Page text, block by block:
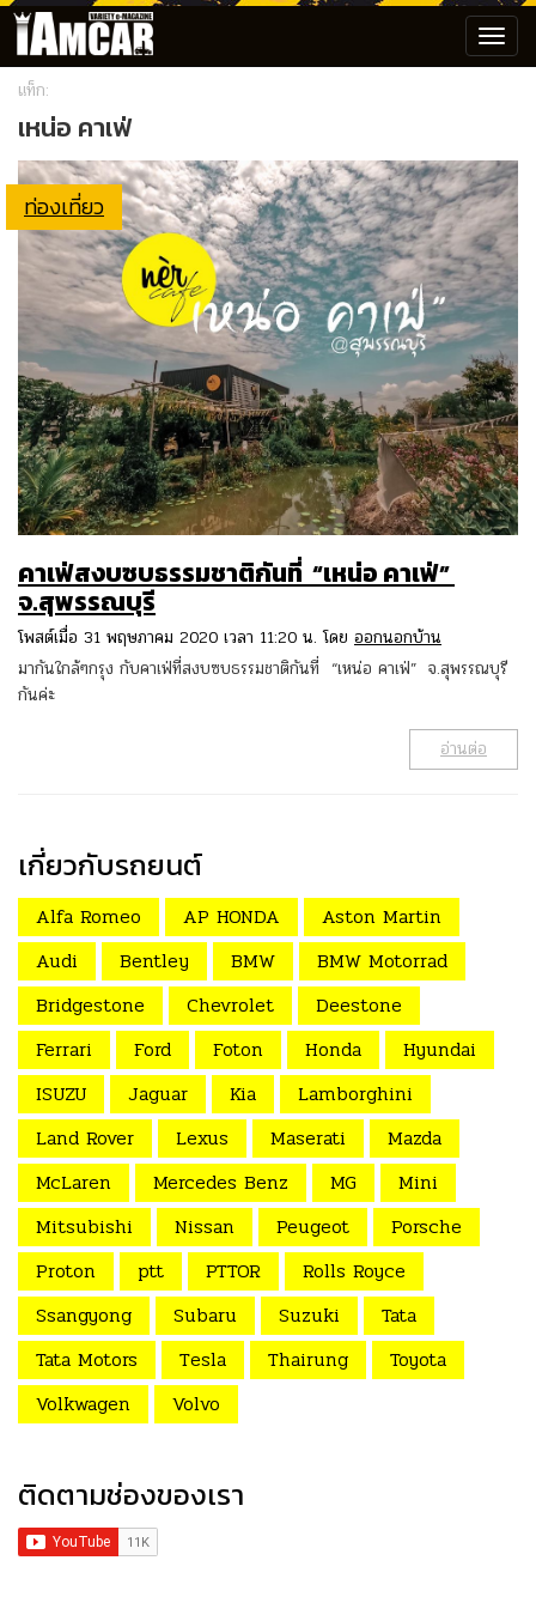
แท็ก:
เหน่อ คาเฟ่
ท่องเที่ยว
คาเฟ่สงบซบธรรมชาติกันที่ “เหน่อ คาเฟ่”
จ.สุพรรณบุรี
โพสต์เมื่อ 31 พฤษภาคม 2020 เวลา 11:20 น. โดย ออกนอกบ้าน
มากันใกล้ๆกรุง กับคาเฟ่ที่สงบซบธรรมชาติกันที่ “เหน่อ คาเฟ่” จ.สุพรรณบุรี
กันค่ะ
อ่านต่อ
เกี่ยวกับรถยนต์
Alfa Romeo AP HONDA
Aston Martin
Audi
Bentley BMW
BMW Motorrad
Bridgestone
Chevrolet
Deestone
Ferrari
Ford Foton Honda
Hyundai
ISUZU
Jaguar Kia
Lamborghini
Land Rover
Lexus Maserati
Mazda
McLaren
Mercedes Benz MG
Mini
Mitsubishi
Nissan Peugeot
Porsche
Proton
ptt PTTOR
Rolls Royce
Ssangyong
Subaru Suzuki
Tata
Tata Motors
Tesla Thairung
Toyota
Volkwagen
Volvo
ติดตามช่องของเรา